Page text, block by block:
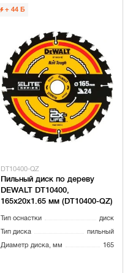
+ 44 Б
DT10400-QZ
Пильный диск по дереву
DEWALT DT10400,
165х20х1.65 мм (DT10400-QZ)
Тип оснастки диск
Тип диска пильный
Диаметр диска, мм 165